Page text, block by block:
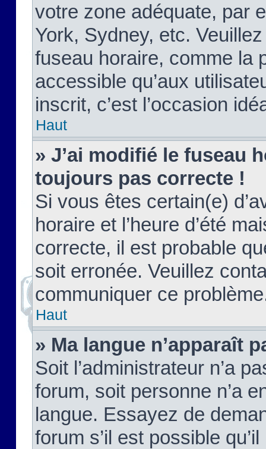
votre zone adéquate, par
York, Sydney, etc.
fuseau horaire, comme la
accessible qu’aux
inscrit, c’est l’occasion
Haut
» J’ai modifié le fuseau
toujours pas correcte !
Si vous êtes certain(e)
horaire et l’heure d’été
correcte, il est probable
soit erronée. Veuillez
communiquer ce
Haut
» Ma langue n’apparaît
Soit l’administrateur n’a
forum, soit personne n’a
langue. Essayez de
forum s’il est possible